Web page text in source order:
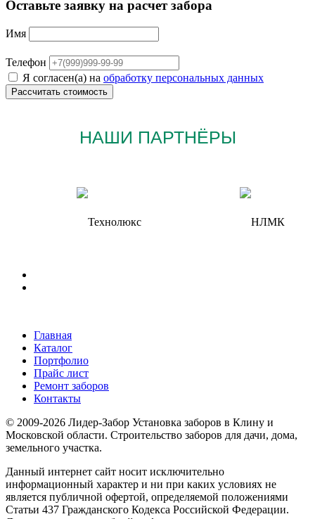
Оставьте заявку на расчет забора
Имя
Телефон
Я согласен(а) на обработку персональных данных
НАШИ ПАРТНЁРЫ
Главная
Каталог
Портфолио
Прайс лист
Ремонт заборов
Контакты
© 2009-2026 Лидер-Забор Установка заборов в Клину и
Московской области. Строительство заборов для дачи, дома,
земельного участка.
Данный интернет сайт носит исключительно
информационный характер и ни при каких условиях не
является публичной офертой, определяемой положениями
Статьи 437 Гражданского Кодекса Российской Федерации.